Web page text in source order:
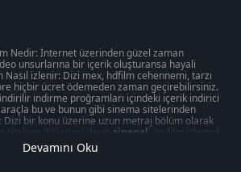
Nedir: İnternet üzerinden güzel zaman
unsurlarına bir içerik oluşturansa hayali
izlenir: Dizi mex, hdfilm cehennemi, tarzı
hiçbir ücret ödemeden zaman geçirebilirsiniz.
indirme proğramları içindeki içerik indirici
bu ve bunun gibi sinema sitelerinden
bir konu üzerine uzun metraj bölüm olarak
sitelere dizi sitesi denir. sinepal' on film izlemek
ilgili olabilecek 1080p kalitede aksiyon, macera
Akşam gibi ziyaretinizi nasıl değerlendirdiğinizi
Devamını Oku